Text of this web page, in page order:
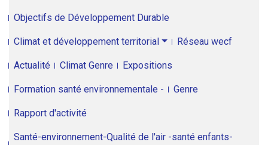
Objectifs de Développement Durable
Climat et développement territorial Réseau wecf
Actualité Climat Genre Expositions
Formation santé environnementale - Genre
Rapport d'activité
Santé-environnement-Qualité de l'air -santé enfants-